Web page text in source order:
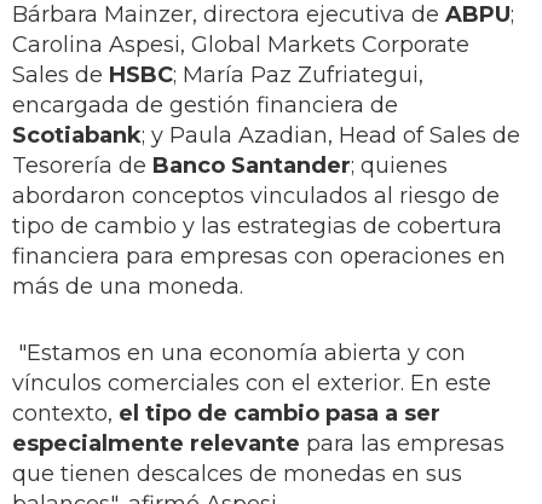
Bárbara Mainzer, directora ejecutiva de ABPU;
Carolina Aspesi, Global Markets Corporate
Sales de HSBC; María Paz Zufriategui,
encargada de gestión financiera de
Scotiabank; y Paula Azadian, Head of Sales de
Tesorería de Banco Santander; quienes
abordaron conceptos vinculados al riesgo de
tipo de cambio y las estrategias de cobertura
financiera para empresas con operaciones en
más de una moneda.
"Estamos en una economía abierta y con
vínculos comerciales con el exterior. En este
contexto, el tipo de cambio pasa a ser
especialmente relevante para las empresas
que tienen descalces de monedas en sus